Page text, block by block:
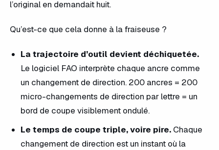
l’original en demandait huit.
Qu’est-ce que cela donne à la fraiseuse ?
La trajectoire d’outil devient déchiquetée.
Le logiciel FAO interprète chaque ancre comme
un changement de direction. 200 ancres = 200
micro-changements de direction par lettre = un
bord de coupe visiblement ondulé.
Le temps de coupe triple, voire pire. Chaque
changement de direction est un instant où la